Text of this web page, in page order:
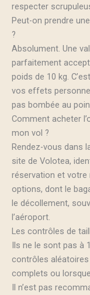
respecter
Peut-on prendre
?
Absolument. Une
parfaitement
poids de 10 kg.
vos effets
pas bombée au
Comment acheter
mon vol ?
Rendez-vous dans
site de Volotea,
réservation et votre
options, dont le
le décollement,
l’aéroport.
Les contrôles de
Ils ne le sont pas à
contrôles
complets ou
Il n’est pas